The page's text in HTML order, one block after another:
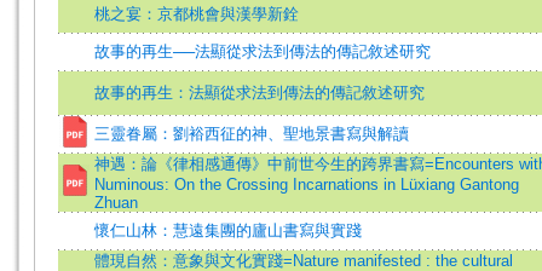
桃之宴：京都桃會與漢學新銓
故事的再生──法顯從求法到傳法的傳記敘述研究
故事的再生：法顯從求法到傳法的傳記敘述研究
三靈眷屬：劉裕西征的神、聖地景書寫與解讀
神遇：論《律相感通傳》中前世今生的跨界書寫=Encounters
Numinous: On the Crossing Incarnations in Lüxiang Gantong
Zhuan
懷仁山林：慧遠集團的廬山書寫與實踐
體現自然：意象與文化實踐=Nature manifested : the cultural